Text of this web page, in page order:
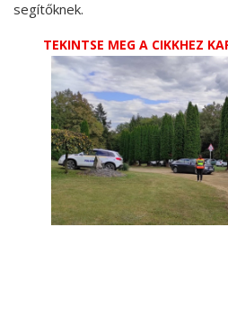
segítőknek.
TEKINTSE MEG A CIKKHEZ